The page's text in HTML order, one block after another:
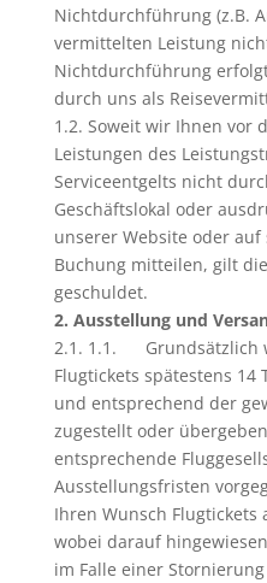
Nichtdurchführung (z.B.
vermittelten Leistung
Nichtdurchführung
durch uns als
1.2. Soweit wir Ihnen vor
Leistungen des
Serviceentgelts nicht
Geschäftslokal oder
unserer Website oder
Buchung mitteilen, gilt
geschuldet.
2. Ausstellung und
2.1. 1.1. Grundsätzlich
Flugtickets spätestens 14
und entsprechend der
zugestellt oder
entsprechende
Ausstellungsfristen
Ihren Wunsch
wobei darauf
im Falle einer